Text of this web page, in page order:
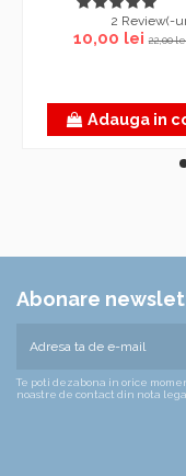
2 Review(-
10,00 lei22,00
Adauga in
Abonare
Te poti dezabona in orice
noastre de contact din nota